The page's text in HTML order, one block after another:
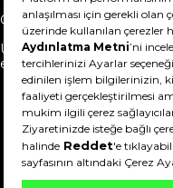
Gizlilik Sözleşmesi
Ürünümü nasıl iade
edebilirim?
DeFactoFIT ©️ 2022-